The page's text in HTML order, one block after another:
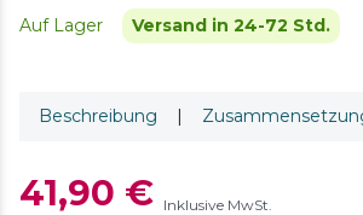
Auf Lager Versand in 24-72 Std.
Beschreibung |
41,90 € Inklusive MwSt.